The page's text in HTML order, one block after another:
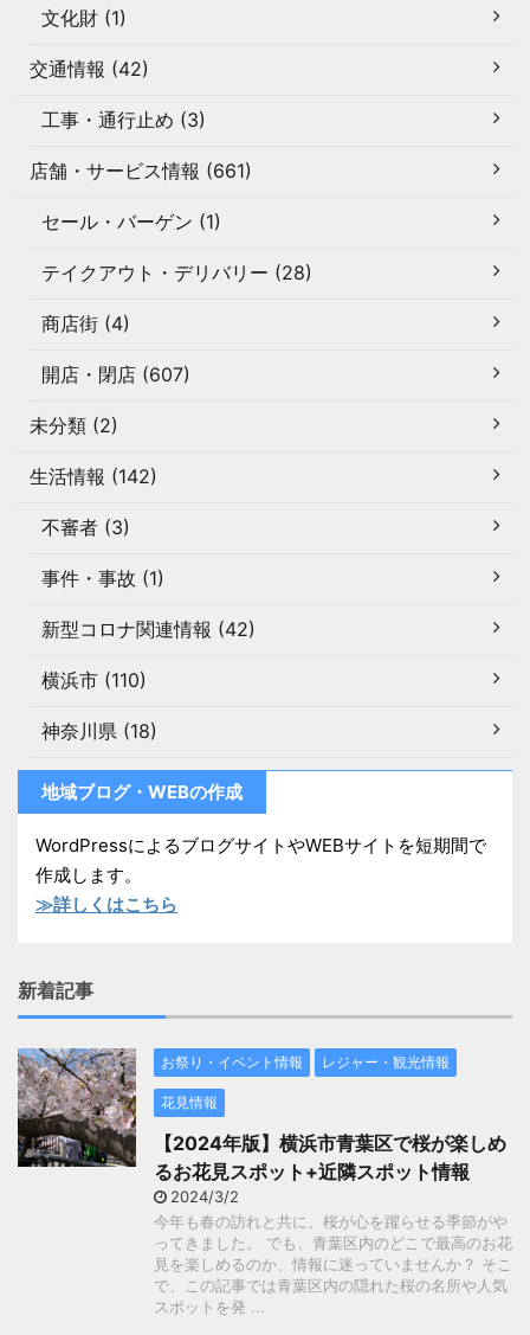
文化財 (1)
交通情報 (42)
工事・通行止め (3)
店舗・サービス情報 (661)
セール・バーゲン (1)
テイクアウト・デリバリー (28)
商店街 (4)
開店・閉店 (607)
未分類 (2)
生活情報 (142)
不審者 (3)
事件・事故 (1)
新型コロナ関連情報 (42)
横浜市 (110)
神奈川県 (18)
地域ブログ・WEBの作成
WordPressによるブログサイトやWEBサイトを短期間で
作成します。
≫詳しくはこちら
新着記事
お祭り・イベント情報 レジャー・観光情報
花見情報
【2024年版】横浜市青葉区で桜が楽しめ
るお花見スポット+近隣スポット情報
2024/3/2
今年も春の訪れと共に、桜が心を躍らせる季節がや
ってきました。 でも、青葉区内のどこで最高のお花
見を楽しめるのか、情報に迷っていませんか？ そこ
で、この記事では青葉区内の隠れた桜の名所や人気
スポットを発 ...